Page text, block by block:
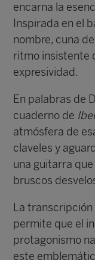
encarna la
Inspirada en el
nombre, cuna
ritmo insistente
expresividad.
En palabras de
cuaderno de
atmósfera de
claveles y
una guitarra
bruscos
La
permite que el
protagonismo
este